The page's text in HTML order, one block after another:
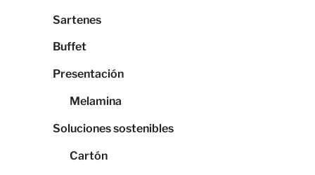
Sartenes
Buffet
Presentación
Melamina
Soluciones sostenibles
Cartón